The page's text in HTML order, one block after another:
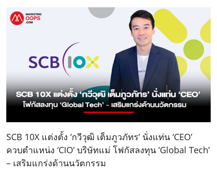
SCB 10X แต่งตั้ง ‘กวีวุฒิ เต็มภูวภัทร’ นั่งแท่น ‘CEO’
ควบตำแหน่ง ‘CIO’ บริษัทแม่ โฟกัสลงทุน ‘Global Tech’
– เสริมแกร่งด้านนวัตกรรม